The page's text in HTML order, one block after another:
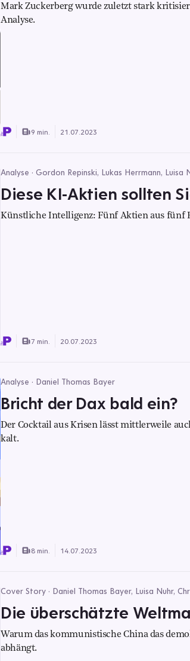
Mark Zuckerberg wurde zuletzt stark
Analyse.
9 min. 21.07.2023
Analyse · Gordon Repinski, Lukas Herrmann,
Diese KI-Aktien sollten
Künstliche Intelligenz: Fünf Aktien aus fünf
7 min. 20.07.2023
Analyse · Daniel Thomas Bayer
Bricht der Dax bald ein?
Der Cocktail aus Krisen lässt mittlerweile
kalt.
8 min. 14.07.2023
Cover Story · Daniel Thomas Bayer, Luisa Nuhr,
Die überschätzte
Warum das kommunistische China das
abhängt.